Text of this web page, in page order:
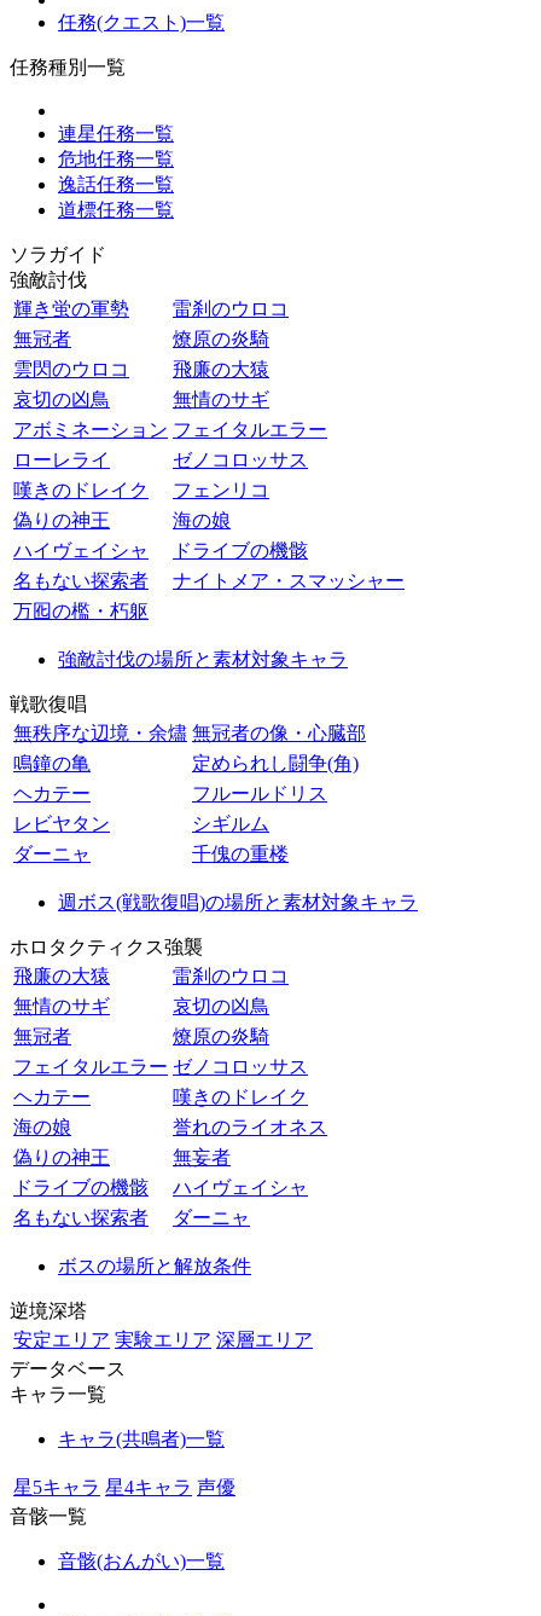
任務(クエスト)一覧
任務種別一覧
連星任務一覧
危地任務一覧
逸話任務一覧
道標任務一覧
ソラガイド
強敵討伐
輝き蛍の軍勢
雷刹のウロコ
無冠者
燎原の炎騎
雲閃のウロコ
飛廉の大猿
哀切の凶鳥
無情のサギ
アボミネーション フェイタルエラー
ローレライ
ゼノコロッサス
嘆きのドレイク
フェンリコ
偽りの神王
海の娘
ハイヴェイシャ
ドライブの機骸
名もない探索者
ナイトメア・スマッシャー
万囮の檻・朽躯
強敵討伐の場所と素材対象キャラ
戦歌復唱
無秩序な辺境・余燼 無冠者の像・心臓部
鳴鐘の亀
定められし闘争(角)
ヘカテー
フルールドリス
レビヤタン
シギルム
ダーニャ
千傀の重楼
週ボス(戦歌復唱)の場所と素材対象キャラ
ホロタクティクス強襲
飛廉の大猿
雷刹のウロコ
無情のサギ
哀切の凶鳥
無冠者
燎原の炎騎
フェイタルエラー ゼノコロッサス
ヘカテー
嘆きのドレイク
海の娘
誉れのライオネス
偽りの神王
無妄者
ドライブの機骸
ハイヴェイシャ
名もない探索者
ダーニャ
ボスの場所と解放条件
逆境深塔
安定エリア 実験エリア 深層エリア
データベース
キャラ一覧
キャラ(共鳴者)一覧
星5キャラ 星4キャラ 声優
音骸一覧
音骸(おんがい)一覧